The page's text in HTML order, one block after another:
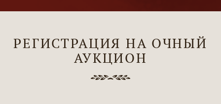
РЕГИСТРАЦИЯ НА ОЧНЫЙ
АУКЦИОН